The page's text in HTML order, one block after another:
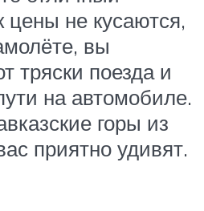
цены не кусаются,
вы
тряски поезда и
на автомобиле.
горы из
приятно удивят.